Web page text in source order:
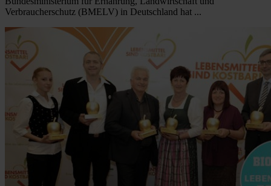
Verbraucherschutz (BMELV) in Deutschland hat ...